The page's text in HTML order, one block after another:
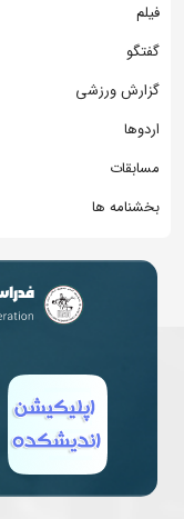
فیلم
گفتگو
گزارش ورزشی
اردوها
مسابقات
بخشنامه ها